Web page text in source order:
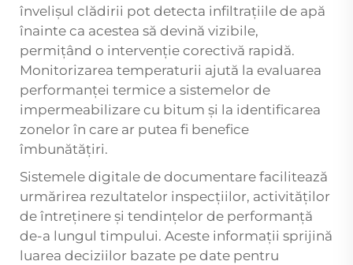
învelișul clădirii pot detecta infiltrațiile de apă
înainte ca acestea să devină vizibile,
permițând o intervenție corectivă rapidă.
Monitorizarea temperaturii ajută la evaluarea
performanței termice a sistemelor de
impermeabilizare cu bitum și la identificarea
zonelor în care ar putea fi benefice
îmbunătățiri.
Sistemele digitale de documentare facilitează
urmărirea rezultatelor inspecțiilor, activităților
de întreținere și tendințelor de performanță
de-a lungul timpului. Aceste informații sprijină
luarea deciziilor bazate pe date pentru